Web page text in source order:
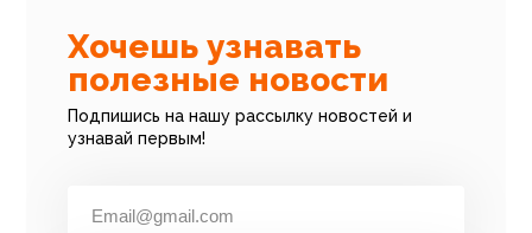
Хочешь узнавать
полезные новости
Подпишись на нашу рассылку новостей и
узнавай первым!